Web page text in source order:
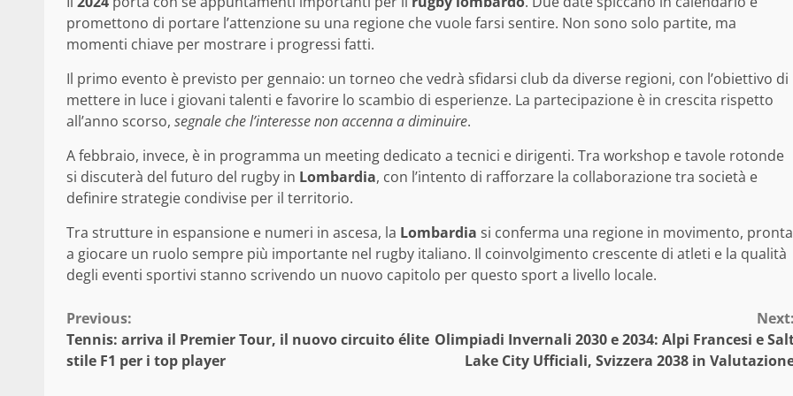
promettono di portare l’attenzione su una regione che vuole farsi sentire. Non sono solo partite, ma
momenti chiave per mostrare i progressi fatti.
Il primo evento è previsto per gennaio: un torneo che vedrà sfidarsi club da diverse regioni, con l’obiettivo di
mettere in luce i giovani talenti e favorire lo scambio di esperienze. La partecipazione è in crescita rispetto
all’anno scorso, segnale che l’interesse non accenna a diminuire.
A febbraio, invece, è in programma un meeting dedicato a tecnici e dirigenti. Tra workshop e tavole rotonde
si discuterà del futuro del rugby in Lombardia, con l’intento di rafforzare la collaborazione tra società e
definire strategie condivise per il territorio.
Tra strutture in espansione e numeri in ascesa, la Lombardia si conferma una regione in movimento, pronta
a giocare un ruolo sempre più importante nel rugby italiano. Il coinvolgimento crescente di atleti e la qualità
degli eventi sportivi stanno scrivendo un nuovo capitolo per questo sport a livello locale.
Continue
Reading
Previous:
Tennis: arriva il Premier Tour, il nuovo circuito élite
stile F1 per i top player
Next:
Olimpiadi Invernali 2030 e 2034: Alpi Francesi e
Lake City Ufficiali, Svizzera 2038 in